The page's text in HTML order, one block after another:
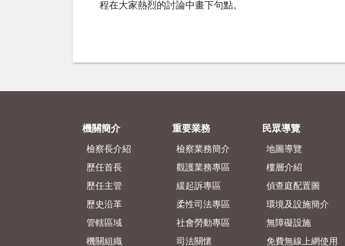
程在大家熱烈的討論中畫下句點。
機關簡介
檢察長介紹
歷任首長
歷任主管
歷史沿革
管轄區域
機關組織
重要業務
檢察業務簡介
觀護業務專區
緩起訴專區
柔性司法專區
社會勞動專區
司法關懷
民眾導覽
地圖導覽
樓層介紹
偵查庭配置圖
環境及設施簡介
無障礙設施
免費無線上網使用